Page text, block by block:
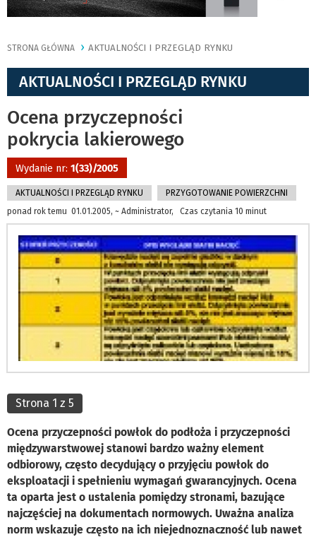
STRONA GŁÓWNA AKTUALNOŚCI I PRZEGLĄD RYNKU
AKTUALNOŚCI I PRZEGLĄD RYNKU
Ocena przyczepności
pokrycia lakierowego
Wydanie nr: 1(33)/2005
AKTUALNOŚCI I PRZEGLĄD RYNKU
PRZYGOTOWANIE POWIERZCHNI
ponad rok temu 01.01.2005, ~ Administrator, Czas czytania 10 minut
Strona 1 z 5
Ocena przyczepności powłok do podłoża i przyczepności
międzywarstwowej stanowi bardzo ważny element
odbiorowy, często decydujący o przyjęciu powłok do
eksploatacji i spełnieniu wymagań gwarancyjnych. Ocena
ta oparta jest o ustalenia pomiędzy stronami, bazujące
najczęściej na dokumentach normowych. Uważna analiza
norm wskazuje często na ich niejednoznaczność lub nawet